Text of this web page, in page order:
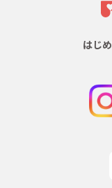
はじ